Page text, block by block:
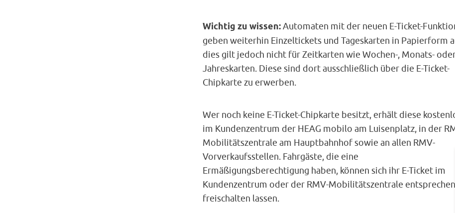
Wichtig zu wissen:Automaten mit der neuen E-Ticket-
geben weiterhin Einzeltickets und Tageskarten in Papierform
dies gilt jedoch nicht für Zeitkarten wie Wochen-, Monats-
Jahreskarten. Diese sind dort ausschließlich über die E-Ticket-
Chipkarte zu erwerben.
Wer noch keine E-Ticket-Chipkarte besitzt, erhält diese
im Kundenzentrum der HEAG mobilo am Luisenplatz, in der
Mobilitätszentrale am Hauptbahnhof sowie an allen RMV-
Vorverkaufsstellen. Fahrgäste, die eine
Ermäßigungsberechtigung haben, können sich ihr E-Ticket im
Kundenzentrum oder der RMV-Mobilitätszentrale
freischalten lassen.